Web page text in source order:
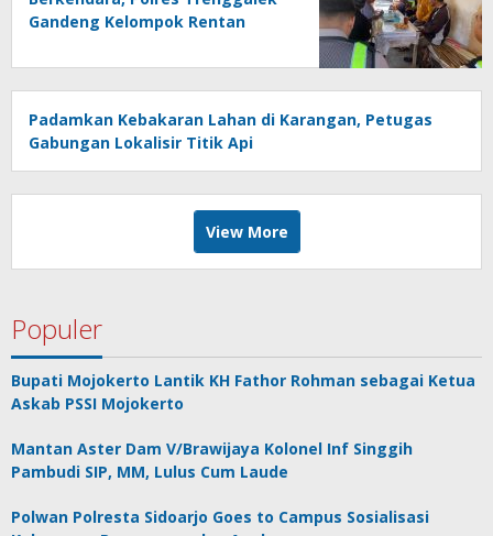
Gandeng Kelompok Rentan
Padamkan Kebakaran Lahan di Karangan, Petugas
Gabungan Lokalisir Titik Api
View More
Populer
Bupati Mojokerto Lantik KH Fathor Rohman sebagai Ketua
Askab PSSI Mojokerto
Mantan Aster Dam V/Brawijaya Kolonel Inf Singgih
Pambudi SIP, MM, Lulus Cum Laude
Polwan Polresta Sidoarjo Goes to Campus Sosialisasi